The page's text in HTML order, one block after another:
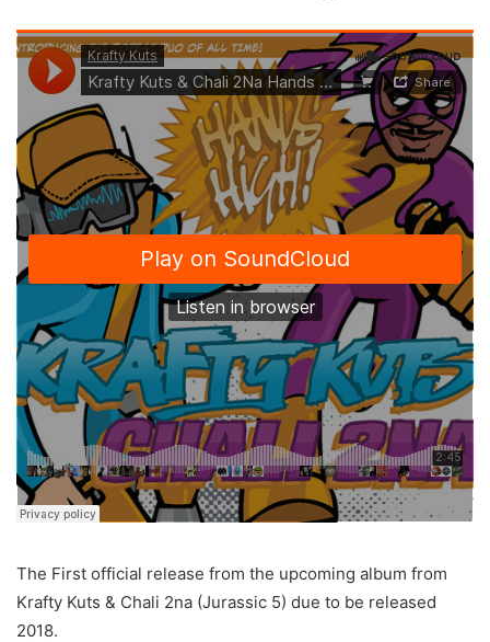
The First official release from the upcoming album from
Krafty Kuts & Chali 2na (Jurassic 5) due to be released
2018.